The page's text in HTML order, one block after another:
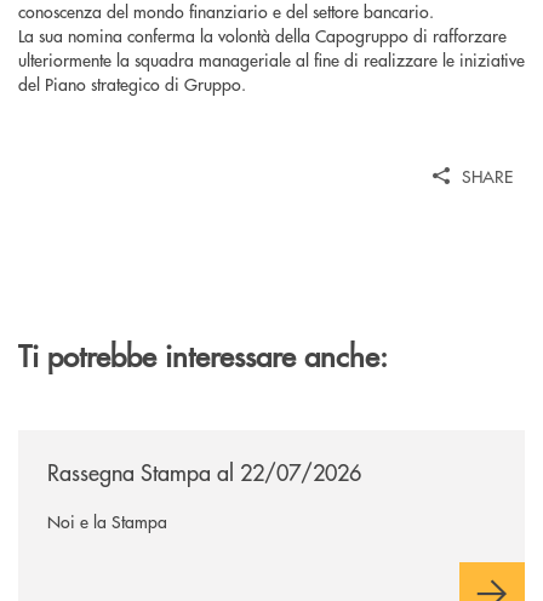
conoscenza del mondo finanziario e del settore bancario.
La sua nomina conferma la volontà della Capogruppo di rafforzare
ulteriormente la squadra manageriale al fine di realizzare le iniziative
del Piano strategico di Gruppo.
SHARE
Ti potrebbe interessare anche:
Rassegna Stampa al 22/07/2026
Noi e la Stampa